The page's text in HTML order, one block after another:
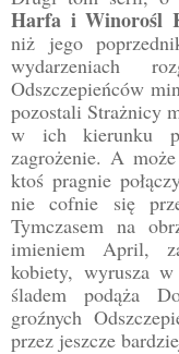
Harfa i Winorośl
niż jego
wydarzeniach
Odszczepieńców
pozostali Strażnicy
w ich kierunku
zagrożenie. A
ktoś pragnie
nie cofnie się
Tymczasem na
imieniem April,
kobiety, wyrusza w
śladem podąża
groźnych
przez jeszcze